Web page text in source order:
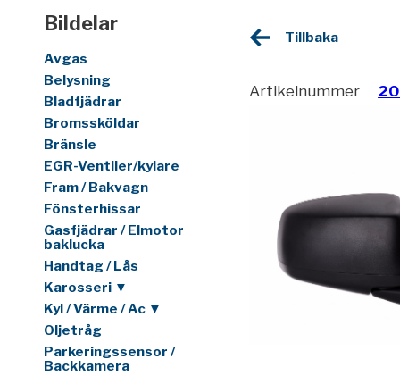
Bildelar
Avgas
Belysning
Bladfjädrar
Bromssköldar
Bränsle
EGR-Ventiler/kylare
Fram / Bakvagn
Fönsterhissar
Gasfjädrar / Elmotor
baklucka
Handtag / Lås
Karosseri ▼
Kyl / Värme / Ac ▼
Oljetråg
Parkeringssensor /
Backkamera
Tillbaka
Artikelnummer